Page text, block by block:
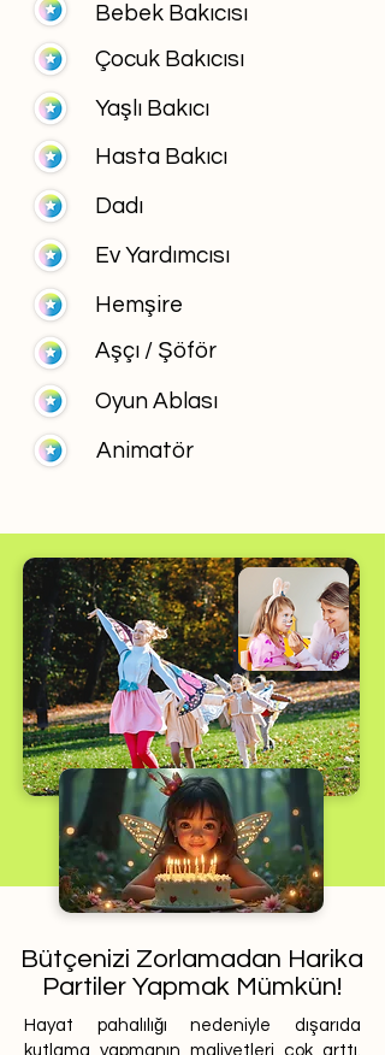
Bebek Bakıcısı
Çocuk Bakıcısı
Yaşlı Bakıcı
Hasta Bakıcı
Dadı
Ev Yardımcısı
Hemşire
Aşçı / Şöför
Oyun Ablası
Animatör
Bütçenizi Zorlamadan Harika
Partiler Yapmak Mümkün!
Hayat pahalılığı nedeniyle dışarıda
kutlama yapmanın maliyetleri çok arttı.